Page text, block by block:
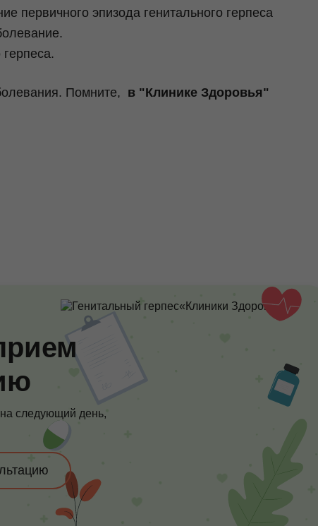
первичного эпизода генитального герпеса
Помните, в "Клинике Здоровья"
следующий день,